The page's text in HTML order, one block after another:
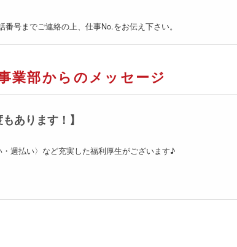
号までご連絡の上、仕事No.をお伝え下さい。
業部からのメッセージ
あります！】
週払い〉など充実した福利厚生がございます♪